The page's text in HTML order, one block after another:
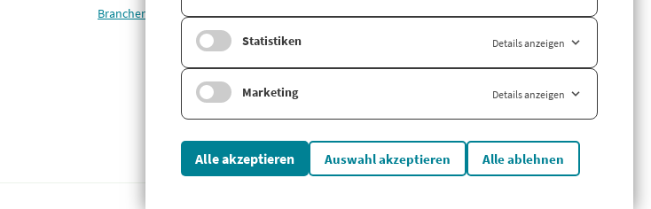
Branchen im Überblick
Company.info Nederland
Statistiken Details anzeigen
Marketing Details anzeigen
Alle akzeptieren Auswahl akzeptieren Alle ablehnen